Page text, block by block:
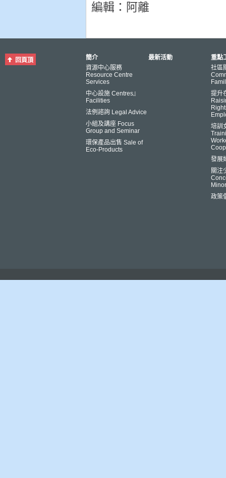
編輯：阿離
回頁頂
簡介
資源中心服務
Resource Centre
Services
中心設施 Centres』
Facilities
法例諮詢 Legal Advice
小組及講座 Focus
Group and Seminar
環保產品出售 Sale of
Eco-Products
最新活動
重點
社區
提升
培訓
發展
關注
政策